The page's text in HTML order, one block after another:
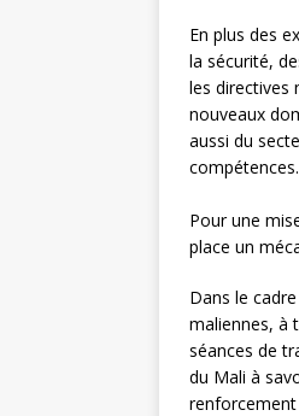
En plus des
la sécurité,
les directives
nouveaux
aussi du
compétences.
Pour une
place un
Dans le
maliennes, à
séances de
du Mali à